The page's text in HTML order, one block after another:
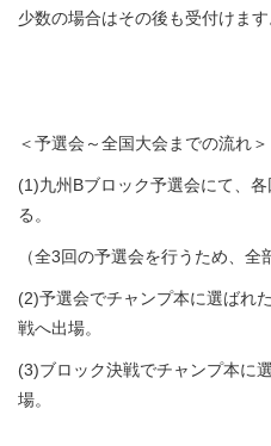
少数の場合はその後も受付けます
＜予選会～全国大会までの流れ＞
(1)九州Bブロック予選会にて、
る。
（全3回の予選会を行うため、
(2)予選会でチャンプ本に選ばれ
戦へ出場。
(3)ブロック決戦でチャンプ本に
場。